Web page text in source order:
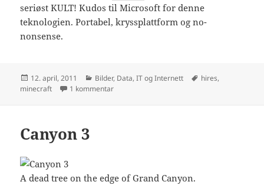
seriøst KULT! Kudos til Microsoft for denne
teknologien. Portabel, kryssplattform og no-
nonsense.
Publisert
12. april, 2011 Kategorier
Bilder, Data, IT og Internett Stikkord
hires,
minecraft
1 kommentartil Høyoppløselig screenshot fra Minecraft
Canyon 3
A dead tree on the edge of Grand Canyon.